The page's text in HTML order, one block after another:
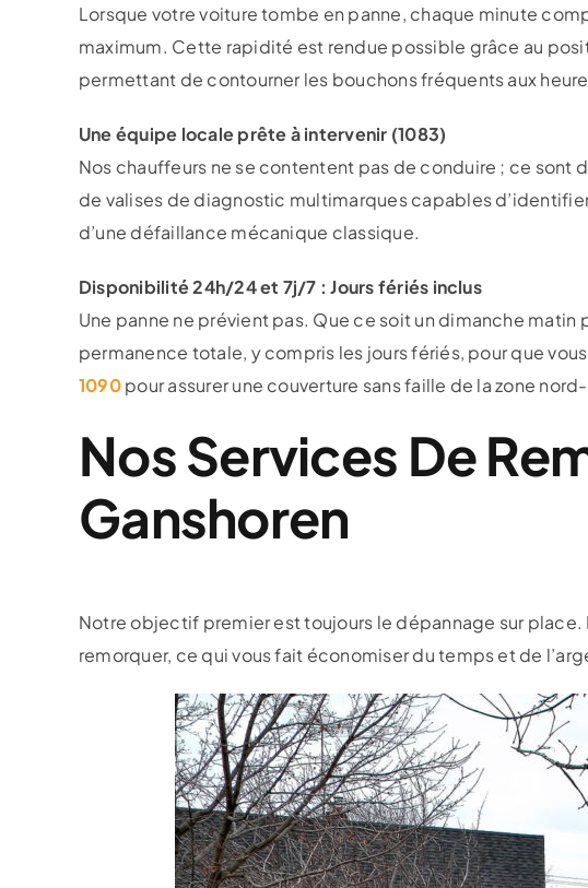
Lorsque votre voiture tombe en panne, chaque minute
maximum. Cette rapidité est rendue possible grâce au
permettant de contourner les bouchons fréquents aux
Une équipe locale prête à intervenir (1083)
Nos chauffeurs ne se contentent pas de conduire ; ce
de valises de diagnostic multimarques capables
d’une défaillance mécanique classique.
Disponibilité 24h/24 et 7j/7 : Jours fériés inclus
Une panne ne prévient pas. Que ce soit un dimanche matin
permanence totale, y compris les jours fériés, pour que
1090pour assurer une couverture sans faille de la zone
Nos Services De
Ganshoren
Notre objectif premier est toujours le dépannage sur place.
remorquer, ce qui vous fait économiser du temps et de